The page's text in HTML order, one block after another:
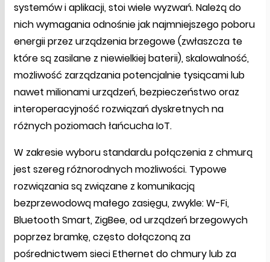
systemów i aplikacji, stoi wiele wyzwań. Należą do
nich wymagania odnośnie jak najmniejszego poboru
energii przez urządzenia brzegowe (zwłaszcza te
które są zasilane z niewielkiej baterii), skalowalność,
możliwość zarządzania potencjalnie tysiącami lub
nawet milionami urządzeń, bezpieczeństwo oraz
interoperacyjność rozwiązań dyskretnych na
różnych poziomach łańcucha IoT.
W zakresie wyboru standardu połączenia z chmurą
jest szereg różnorodnych możliwości. Typowe
rozwiązania są związane z komunikacją
bezprzewodową małego zasięgu, zwykle: W-Fi,
Bluetooth Smart, ZigBee, od urządzeń brzegowych
poprzez bramkę, często dołączoną za
pośrednictwem sieci Ethernet do chmury lub za